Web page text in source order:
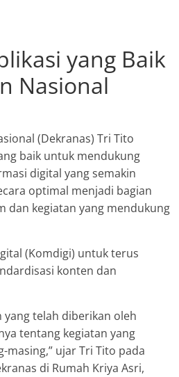
yang Baik
Nasional
(Dekranas) Tri Tito
baik untuk mendukung
digital yang semakin
optimal menjadi bagian
dan kegiatan yang mendukung
(Komdigi) untuk terus
konten dan
yang telah diberikan oleh
tentang kegiatan yang
ujar Tri Tito pada
di Rumah Kriya Asri,